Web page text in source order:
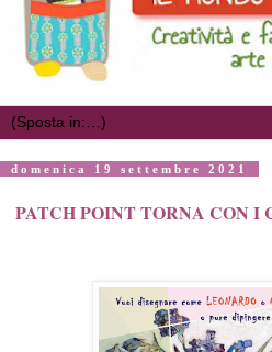
domenica 19 settembre 2021
PATCH POINT TORNA CON I